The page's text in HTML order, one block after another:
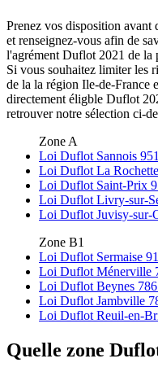
Prenez vos disposition
et renseignez-vous afin de
l'agrément Duflot 2021 de la
Si vous souhaitez limiter les
de la la région Ile-de-France
directement éligble Duflot
retrouver notre sélection ci-
Zone A
Loi Duflot Sannois
Loi Duflot La
Loi Duflot Saint-Prix
Loi Duflot Livry-sur-
Loi Duflot Juvisy-sur-
Zone B1
Loi Duflot Sermaise
Loi Duflot Ménerville
Loi Duflot Beynes
Loi Duflot Jambville
Loi Duflot Reuil-en-
Quelle zone